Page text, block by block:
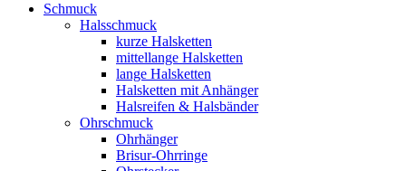
Schmuck
Halsschmuck
kurze Halsketten
mittellange Halsketten
lange Halsketten
Halsketten mit Anhänger
Halsreifen & Halsbänder
Ohrschmuck
Ohrhänger
Brisur-Ohrringe